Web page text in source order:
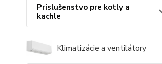
Príslušenstvo pre kotly a
kachle
Klimatizácie a ventilátory